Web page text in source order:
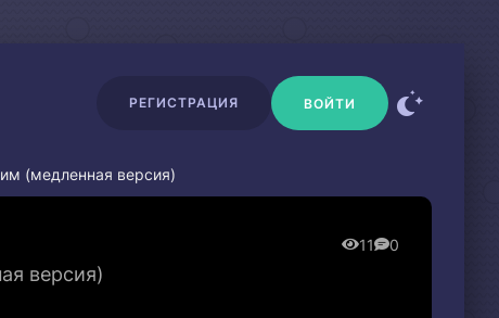
РЕГИСТРАЦИЯ ВОЙТИ
(медленная версия)
11 0
версия)